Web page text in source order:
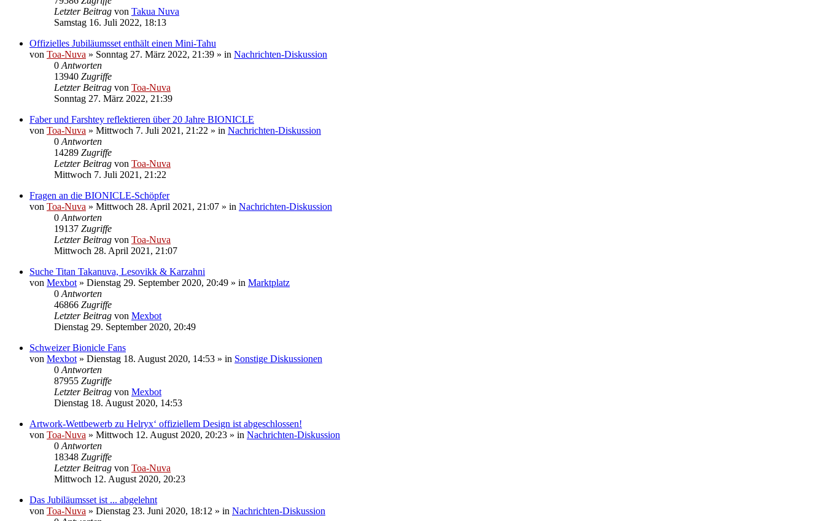
Letzter Beitrag von Takua Nuva
Samstag 16. Juli 2022, 18:13
Offizielles Jubiläumsset enthält einen Mini-Tahu
von Toa-Nuva » Sonntag 27. März 2022, 21:39 » in Nachrichten-Diskussion
0 Antworten
13940 Zugriffe
Letzter Beitrag von Toa-Nuva
Sonntag 27. März 2022, 21:39
Faber und Farshtey reflektieren über 20 Jahre BIONICLE
von Toa-Nuva » Mittwoch 7. Juli 2021, 21:22 » in Nachrichten-Diskussion
0 Antworten
14289 Zugriffe
Letzter Beitrag von Toa-Nuva
Mittwoch 7. Juli 2021, 21:22
Fragen an die BIONICLE-Schöpfer
von Toa-Nuva » Mittwoch 28. April 2021, 21:07 » in Nachrichten-Diskussion
0 Antworten
19137 Zugriffe
Letzter Beitrag von Toa-Nuva
Mittwoch 28. April 2021, 21:07
Suche Titan Takanuva, Lesovikk & Karzahni
von Mexbot » Dienstag 29. September 2020, 20:49 » in Marktplatz
0 Antworten
46866 Zugriffe
Letzter Beitrag von Mexbot
Dienstag 29. September 2020, 20:49
Schweizer Bionicle Fans
von Mexbot » Dienstag 18. August 2020, 14:53 » in Sonstige Diskussionen
0 Antworten
87955 Zugriffe
Letzter Beitrag von Mexbot
Dienstag 18. August 2020, 14:53
Artwork-Wettbewerb zu Helryx‘ offiziellem Design ist abgeschlossen!
von Toa-Nuva » Mittwoch 12. August 2020, 20:23 » in Nachrichten-Diskussion
0 Antworten
18348 Zugriffe
Letzter Beitrag von Toa-Nuva
Mittwoch 12. August 2020, 20:23
Das Jubiläumsset ist ... abgelehnt
von Toa-Nuva » Dienstag 23. Juni 2020, 18:12 » in Nachrichten-Diskussion